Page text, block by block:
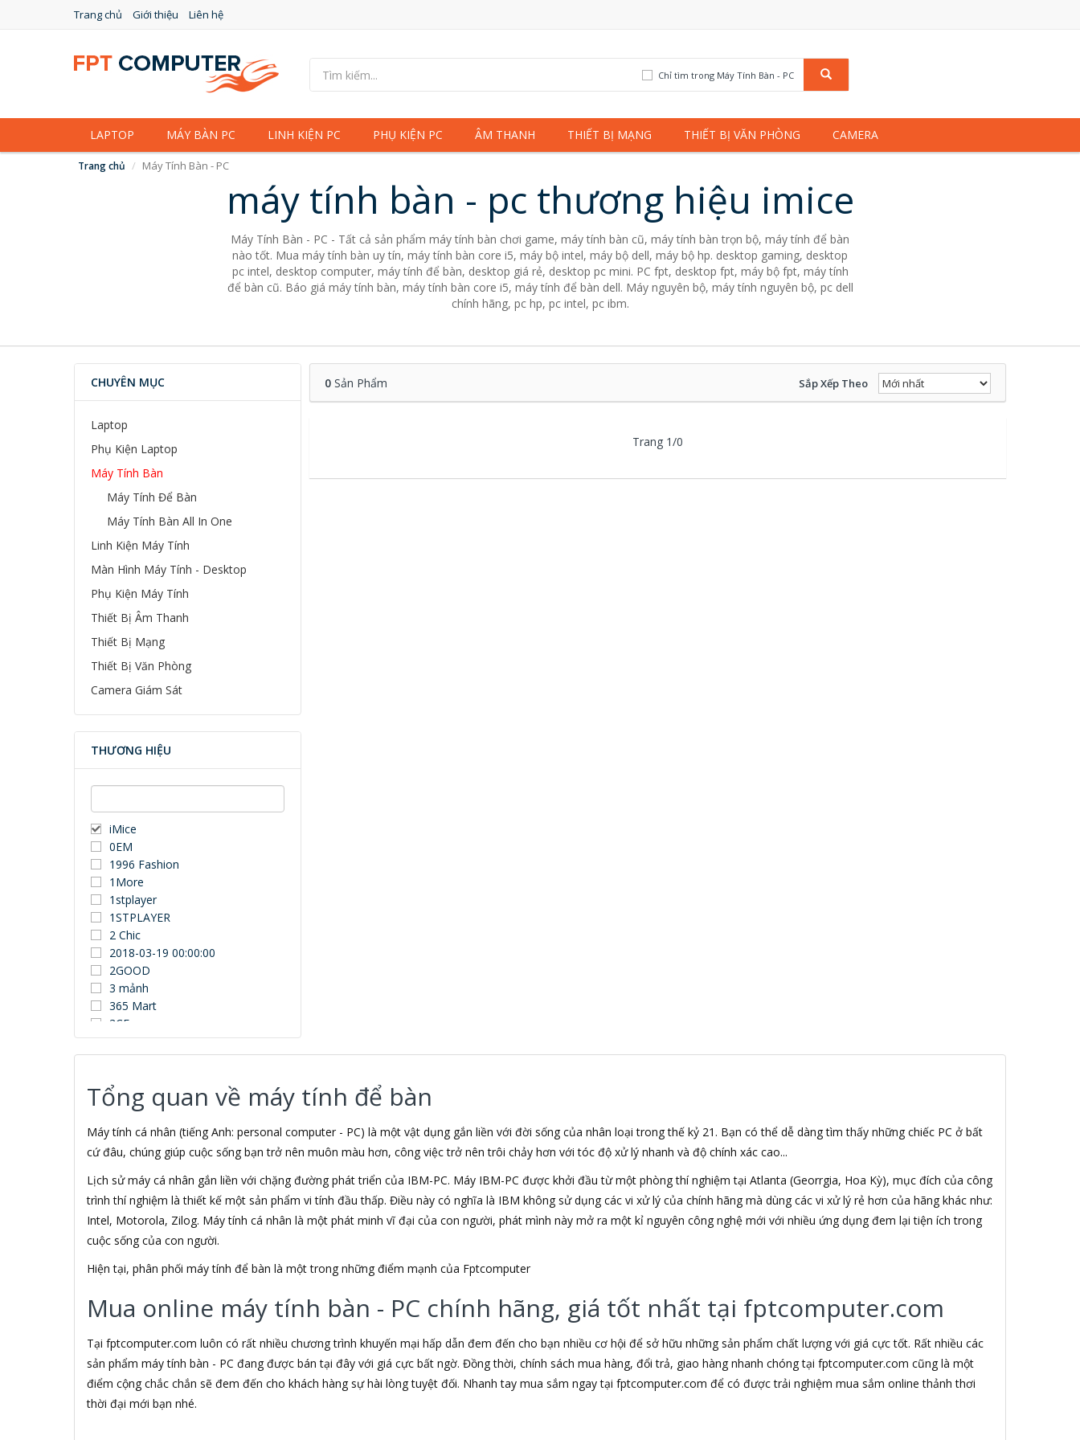
Trang chủ Giới thiệu Liên hệ
Chỉ tìm trong Máy Tính Bàn - PC
LAPTOP MÁY BÀN PC LINH KIỆN PC PHỤ KIỆN PC ÂM THANH THIẾT BỊ MẠNG THIẾT BỊ VĂN PHÒNG CAMERA
Trang chủ Máy Tính Bàn - PC
máy tính bàn - pc thương hiệu imice
Máy Tính Bàn - PC - Tất cả sản phẩm máy tính bàn chơi game, máy tính bàn cũ, máy tính bàn trọn bộ, máy tính để bàn
nào tốt. Mua máy tính bàn uy tín, máy tính bàn core i5, máy bộ intel, máy bộ dell, máy bộ hp. desktop gaming, desktop
pc intel, desktop computer, máy tính để bàn, desktop giá rẻ, desktop pc mini. PC fpt, desktop fpt, máy bộ fpt, máy tính
để bàn cũ. Báo giá máy tính bàn, máy tính bàn core i5, máy tính để bàn dell. Máy nguyên bộ, máy tính nguyên bộ, pc dell
chính hãng, pc hp, pc intel, pc ibm.
CHUYÊN MỤC
Laptop
Phụ Kiện Laptop
Máy Tính Bàn
Máy Tính Để Bàn
Máy Tính Bàn All In One
Linh Kiện Máy Tính
Màn Hình Máy Tính - Desktop
Phụ Kiện Máy Tính
Thiết Bị Âm Thanh
Thiết Bị Mạng
Thiết Bị Văn Phòng
Camera Giám Sát
THƯƠNG HIỆU
iMice
0EM
1996 Fashion
1More
1stplayer
1STPLAYER
2 Chic
2018-03-19 00:00:00
2GOOD
3 mảnh
365 Mart
3CE
3Dconnexion
3DUN
3M
3NOD
3OneData
4D
5ASYSTEMS
7Gift Shop
8848
A 100+
A Bonne
A Brand
A & T
Aardvark
Abel
Abo
ACASIS
Acatel
Acbel
0Sản Phẩm Sắp Xếp Theo
Trang 1/0
Tổng quan về máy tính để bàn
Máy tính cá nhân (tiếng Anh: personal computer - PC) là một vật dụng gắn liền với đời sống của nhân loại trong thế kỷ 21. Bạn có thể dễ dàng tìm thấy những chiếc PC ở bất
cứ đâu, chúng giúp cuộc sống bạn trở nên muôn màu hơn, công việc trở nên trôi chảy hơn với tóc độ xử lý nhanh và độ chính xác cao...
Lịch sử máy cá nhân gắn liền với chặng đường phát triển của IBM-PC. Máy IBM-PC được khởi đầu từ một phòng thí nghiệm tại Atlanta (Georrgia, Hoa Kỳ), mục đích của công
trình thí nghiệm là thiết kế một sản phẩm vi tính đầu thấp. Điều này có nghĩa là IBM không sử dụng các vi xử lý của chính hãng mà dùng các vi xử lý rẻ hơn của hãng khác như:
Intel, Motorola, Zilog. Máy tính cá nhân là một phát minh vĩ đại của con người, phát mình này mở ra một kỉ nguyên công nghệ mới với nhiều ứng dụng đem lại tiện ích trong
cuộc sống của con người.
Hiện tại, phân phối máy tính để bàn là một trong những điểm mạnh của Fptcomputer
Mua online máy tính bàn - PC chính hãng, giá tốt nhất tại fptcomputer.com
Tại fptcomputer.com luôn có rất nhiều chương trình khuyến mại hấp dẫn đem đến cho bạn nhiều cơ hội để sở hữu những sản phẩm chất lượng với giá cực tốt. Rất nhiều các
sản phẩm máy tính bàn - PC đang được bán tại đây với giá cực bất ngờ. Đồng thời, chính sách mua hàng, đổi trả, giao hàng nhanh chóng tại fptcomputer.com cũng là một
điểm cộng chắc chắn sẽ đem đến cho khách hàng sự hài lòng tuyệt đối. Nhanh tay mua sắm ngay tại fptcomputer.com để có được trải nghiệm mua sắm online thảnh thơi
thời đại mới bạn nhé.